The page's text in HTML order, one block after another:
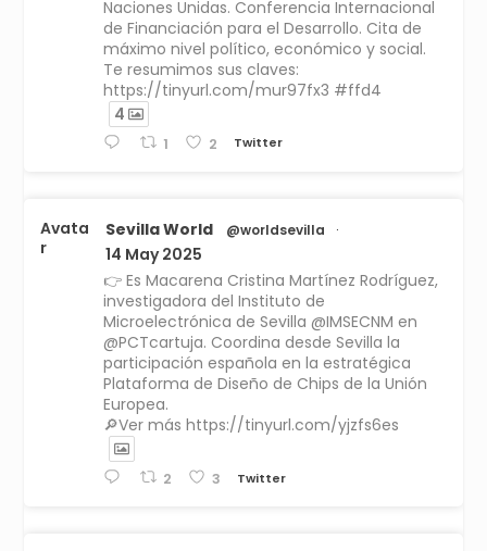
Naciones Unidas. Conferencia Internacional
de Financiación para el Desarrollo. Cita de
máximo nivel político, económico y social.
Te resumimos sus claves:
https://tinyurl.com/mur97fx3 #ffd4
4
1 2 Twitter
Avata
r
Sevilla World @worldsevilla ·
14 May 2025
👉 Es Macarena Cristina Martínez Rodríguez,
investigadora del Instituto de
Microelectrónica de Sevilla @IMSECNM en
@PCTcartuja. Coordina desde Sevilla la
participación española en la estratégica
Plataforma de Diseño de Chips de la Unión
Europea.
🔎Ver más https://tinyurl.com/yjzfs6es
2 3 Twitter